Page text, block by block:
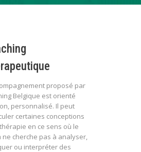
proposé par
Belgique est orienté
personnalisé. Il peut
certaines conceptions
en ce sens où le
ne cherche pas à analyser,
ou interpréter des